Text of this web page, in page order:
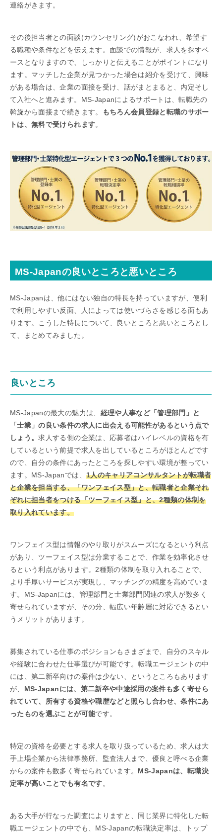
連絡がきます。
その後担当者との面談(カウンセリング)がおこなわれ、希望す
る職種や条件などを伝えます。面談での情報が、求人を探すベ
ースとなりますので、しっかりと伝えることがポイントになり
ます。マッチした企業が見つかった場合は紹介を受けて、興味
がある場合は、企業の面接を受け、話がまとまると、内定そし
て入社へと進みます。MS-Japanによるサポートは、転職先の
斡旋から面接まで続きます。
もちろん会員登録と転職のサポー
トは、無料で受けられます。
MS-Japanの良いところと悪いところ
MS-Japanは、他にはない独自の特長を持っていますが、便利
で利用しやすい反面、人によっては使いづらさを感じる面もあ
ります。こうした特長について、良いところと悪いところとし
て、まとめてみました。
良いところ
MS-Japanの最大の魅力は、 経理や人事など「管理部門」と
「士業」の良い条件の求人に出会える可能性があるという点で
しょう。求人する側の企業は、応募者はハイレベルの資格を有
しているという前提で求人を出しているところがほとんどです
ので、自分の条件にあったところを探しやすい環境が整ってい
ます。MS-Japanでは、 1人のキャリアコンサルタントが転職者
と企業を担当する、「ワンフェイス型」と、転職者と企業それ
ぞれに担当者をつける「ツーフェイス型」と、2種類の体制を
取り入れています。
ワンフェイス型は情報のやり取りがスムーズになるという利点
があり、ツーフェイス型は分業することで、作業を効率化させ
るという利点があります。2種類の体制を取り入れることで、
より手厚いサービスが実現し、マッチングの精度を高めていま
す。MS-Japanには、管理部門と士業部門関連の求人が数多く
寄せられていますが、その分、幅広い年齢層に対応できるとい
うメリットがあります。
募集されている仕事のポジションもさまざまで、自分のスキル
や経験に合わせた仕事選びが可能です。転職エージェントの中
には、第二新卒向けの案件は少ない、というところもあります
が、 MS-Japanには、第二新卒や中途採用の案件も多く寄せら
れていて、所有する資格や職歴などと照らし合わせ、条件にあ
ったものを選ぶことが可能です。
特定の資格を必要とする求人を取り扱っているため、求人は大
手上場企業から法律事務所、監査法人まで、優良と呼べる企業
からの案件も数多く寄せられています。 MS-Japanは、転職決
定率が高いことでも有名です。
ある大手が行なった調査によりますと、同じ業界に特化した転
職エージェントの中でも、MS-Japanの転職決定率は、トップ